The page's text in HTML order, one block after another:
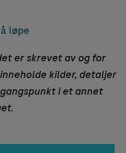
løpe
er skrevet av og for
kilder, detaljer
i et annet